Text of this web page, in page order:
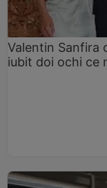
Valentin Sanfira
iubit doi ochi ce